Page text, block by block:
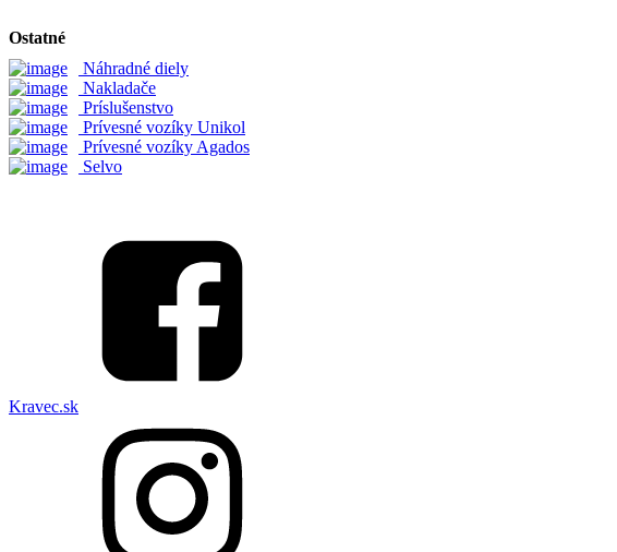
Ostatné
Náhradné diely
Nakladače
Príslušenstvo
Prívesné vozíky Unikol
Prívesné vozíky Agados
Selvo
Kravec.sk